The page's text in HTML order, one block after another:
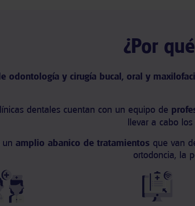
¿Por
odontología y cirugía bucal, oral y
dentales cuentan con un equipo de
llevar a cabo los
un amplio abanico de tratamientos que van
ortodoncia, la